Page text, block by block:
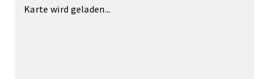
Karte wird geladen...